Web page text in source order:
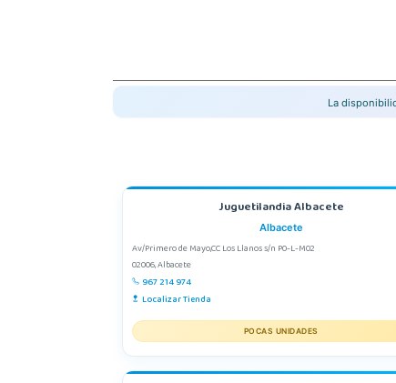
La
Juguetilandia Albacete
Albacete
Av/Primero de Mayo,CC Los Llanos s/n P0-L-M02
02006, Albacete
967 214 974
Localizar Tienda
POCAS UNIDADES